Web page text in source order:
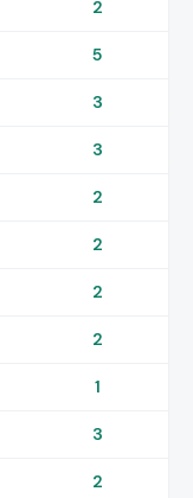
2
5
3
3
2
2
2
2
1
3
2